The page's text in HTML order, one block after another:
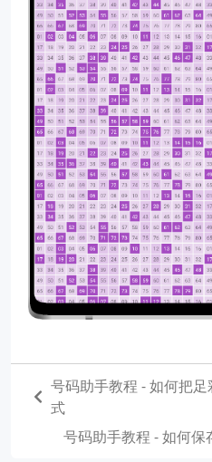
号码助手教程 - 如何把
式
号码助手教程 - 如何保